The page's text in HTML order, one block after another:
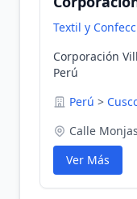
Textil y
Corporación
Perú
Perú >
Calle
Ver Más